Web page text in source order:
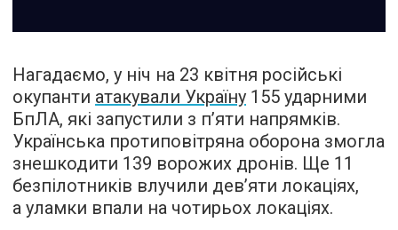
Нагадаємо, у ніч на 23 квітня російські
окупанти атакували Україну 155 ударними
БпЛА, які запустили з п’яти напрямків.
Українська протиповітряна оборона змогла
знешкодити 139 ворожих дронів. Ще 11
безпілотників влучили дев’яти локаціях,
а уламки впали на чотирьох локаціях.